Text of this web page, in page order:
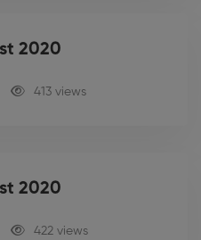
2020
413 views
2020
422 views